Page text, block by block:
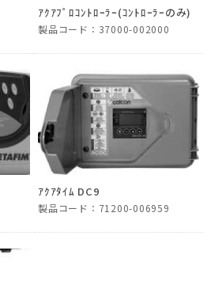
ｱｸｱﾌﾟﾛｺﾝﾄﾛｰﾗｰ(ｺﾝﾄﾛｰﾗｰのみ)
製品コード：37000-002000
ｱｸｱﾀｲﾑ DC9
製品コード：71200-006959